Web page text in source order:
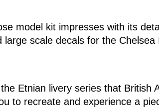
model kit impresses with its
scale decals for the
Etnian livery series that British
to recreate and experience a